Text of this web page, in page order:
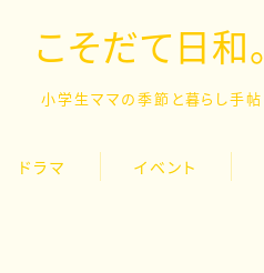
こそだて日和。
小学生ママの季節と暮らし手帖
ドラマ イベント